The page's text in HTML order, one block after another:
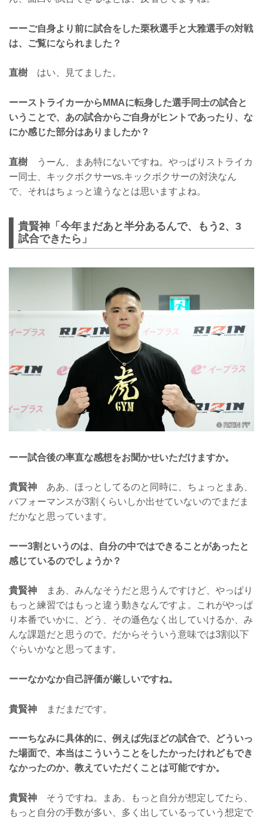
ーーご自身より前に試合をした栗秋選手と大雅選手の対戦
は、ご覧になられました？
直樹 はい、見てました。
ーーストライカーからMMAに転身した選手同士の試合と
いうことで、あの試合からご自身がヒントであったり、な
にか感じた部分はありましたか？
直樹 うーん、まあ特にないですね。やっぱりストライカ
ー同士、キックボクサーvs.キックボクサーの対決なん
で、それはちょっと違うなとは思いますよね。
貴賢神「今年まだあと半分あるんで、もう2、3
試合できたら」
ーー試合後の率直な感想をお聞かせいただけますか。
貴賢神 ああ、ほっとしてるのと同時に、ちょっとまあ、
パフォーマンスが3割くらいしか出せていないのでまだま
だかなと思っています。
ーー3割というのは、自分の中ではできることがあったと
感じているのでしょうか？
貴賢神 まあ、みんなそうだと思うんですけど、やっぱり
もっと練習ではもっと違う動きなんですよ。これがやっぱ
り本番でいかに、どう、その遜色なく出していけるか、み
んな課題だと思うので。だからそういう意味では3割以下
ぐらいかなと思ってます。
ーーなかなか自己評価が厳しいですね。
貴賢神 まだまだです。
ーーちなみに具体的に、例えば先ほどの試合で、どういっ
た場面で、本当はこういうことをしたかったけれどもでき
なかったのか、教えていただくことは可能ですか。
貴賢神 そうですね。まあ、もっと自分が想定してたら、
もっと自分の手数が多い、多く出しているっていう想定で